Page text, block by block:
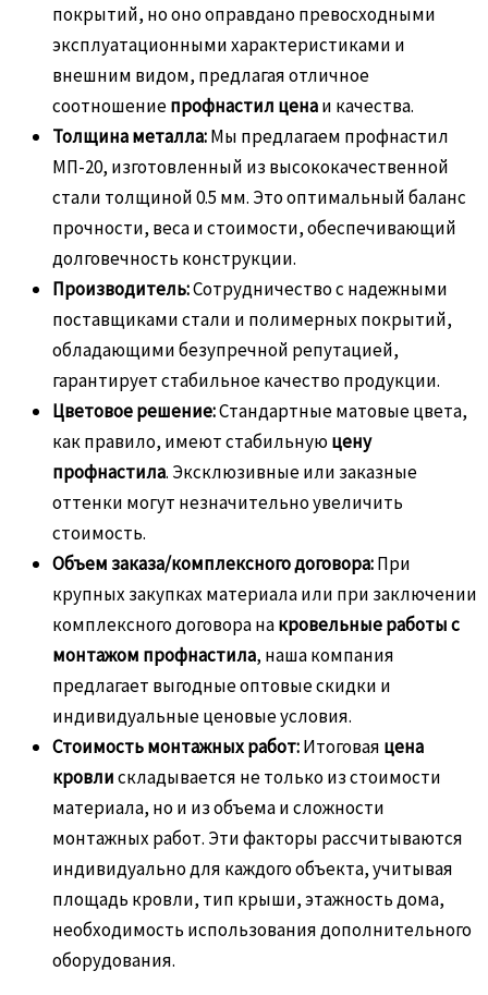
покрытий, но оно оправдано превосходными
эксплуатационными характеристиками и
внешним видом, предлагая отличное
соотношениепрофнастил ценаи качества.
Толщина металла:Мы предлагаем профнастил
МП-20, изготовленный из высококачественной
стали толщиной 0.5 мм. Это оптимальный баланс
прочности, веса и стоимости, обеспечивающий
долговечность конструкции.
Производитель:Сотрудничество с надежными
поставщиками стали и полимерных покрытий,
обладающими безупречной репутацией,
гарантирует стабильное качество продукции.
Цветовое решение:Стандартные матовые цвета,
как правило, имеют стабильнуюцену
профнастила. Эксклюзивные или заказные
оттенки могут незначительно увеличить
стоимость.
Объем заказа/комплексного договора:При
крупных закупках материала или при заключении
комплексного договора накровельные работы с
монтажом профнастила, наша компания
предлагает выгодные оптовые скидки и
индивидуальные ценовые условия.
Стоимость монтажных работ:Итоговая цена
кровлискладывается не только из стоимости
материала, но и из объема и сложности
монтажных работ. Эти факторы рассчитываются
индивидуально для каждого объекта, учитывая
площадь кровли, тип крыши, этажность дома,
необходимость использования дополнительного
оборудования.